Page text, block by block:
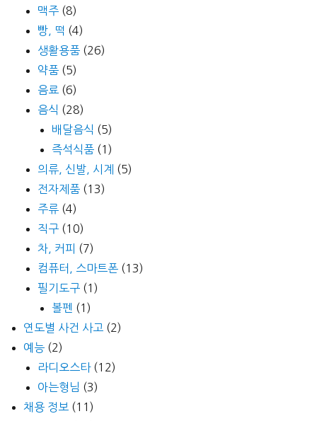
맥주 (8)
빵, 떡 (4)
생활용품 (26)
약품 (5)
음료 (6)
음식 (28)
배달음식 (5)
즉석식품 (1)
의류, 신발, 시계
(5)
전자제품 (13)
주류 (4)
직구 (10)
차, 커피 (7)
컴퓨터, 스마트폰 (13)
필기도구 (1)
볼펜 (1)
연도별 사건 사고 (2)
예능 (2)
라디오스타(12)
아는형님 (3)
채용 정보 (11)